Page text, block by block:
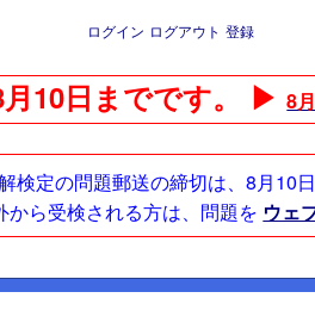
ログイン ログアウト 登録
10日までです。 ▶8月
検定の問題郵送の締切は、8月10日
ら受検される方は、問題を ウェ